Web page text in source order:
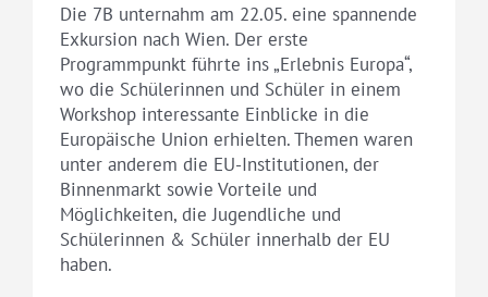
Die 7B unternahm am 22.05. eine spannende
Exkursion nach Wien. Der erste
Programmpunkt führte ins „Erlebnis Europa“,
wo die Schülerinnen und Schüler in einem
Workshop interessante Einblicke in die
Europäische Union erhielten. Themen waren
unter anderem die EU-Institutionen, der
Binnenmarkt sowie Vorteile und
Möglichkeiten, die Jugendliche und
Schülerinnen & Schüler innerhalb der EU
haben.